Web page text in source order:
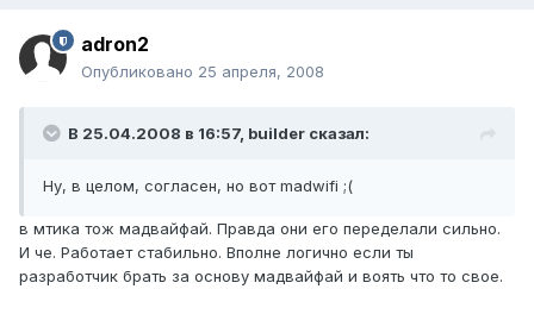
adron2
Опубликовано 25 апреля, 2008
В 25.04.2008 в 16:57, builder сказал:
Ну, в целом, согласен, но вот madwifi ;(
в мтика тож мадвайфай. Правда они его переделали сильно.
И че. Работает стабильно. Вполне логично если ты
разработчик брать за основу мадвайфай и воять что то свое.